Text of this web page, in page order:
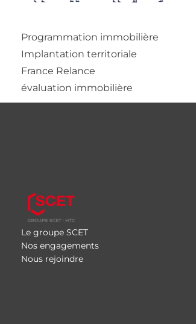
Programmation immobilière
Implantation territoriale
France Relance
évaluation immobilière
Le groupe SCET
Nos engagements
Nous rejoindre